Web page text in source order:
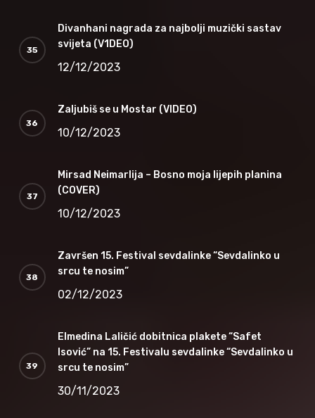
Divanhani nagrada za najbolji muzički sastav
svijeta (V1DEO)
12/12/2023
Zaljubiš se u Mostar (VIDEO)
10/12/2023
Mirsad Neimarlija – Bosno moja lijepih planina
(COVER)
10/12/2023
Završen 15. Festival sevdalinke “Sevdalinko u
srcu te nosim”
02/12/2023
Elmedina Laličić dobitnica plakete “Safet
Isović” na 15. Festivalu sevdalinke “Sevdalinko u
srcu te nosim”
30/11/2023